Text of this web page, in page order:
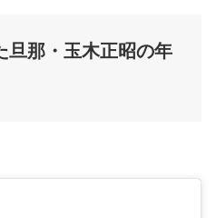
旦那・玉木正昭の年